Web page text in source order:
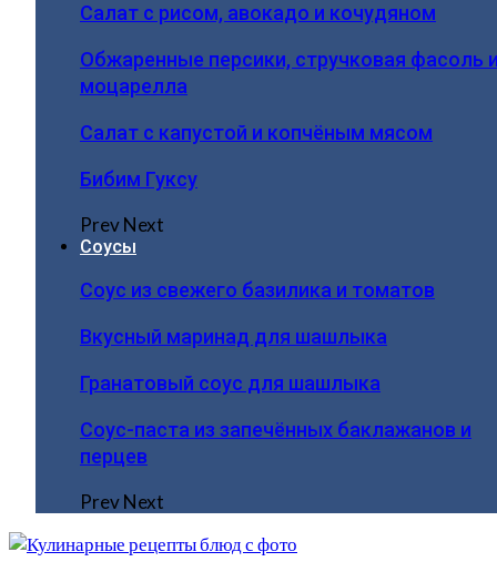
Салат с рисом, авокадо и кочудяном
Обжаренные персики, стручковая фасоль
моцарелла
Салат с капустой и копчёным мясом
Бибим Гуксу
PrevNext
Соусы
Соус из свежего базилика и томатов
Вкусный маринад для шашлыка
Гранатовый соус для шашлыка
Соус-паста из запечённых баклажанов и
перцев
PrevNext